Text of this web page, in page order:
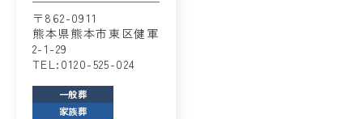
〒862-0911
熊本県熊本市東区健軍
2-1-29
TEL:0120-525-024
一般葬
家族葬